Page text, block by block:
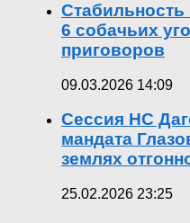
Стабильность
6 собачьих
приговоров
09.03.2026 14:09
Сессия НС
мандата
землях
25.02.2026 23:25